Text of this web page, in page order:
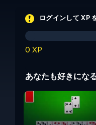
ログインして XP
0 XP
あなたも好きにな